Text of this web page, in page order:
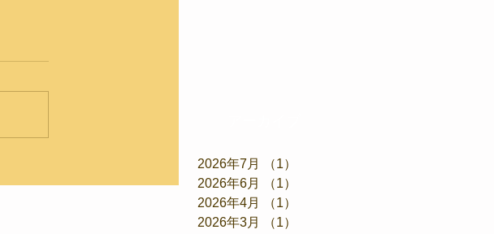
2026年7月 （1）
2026年6月
（1）
2026年4月
（1）
2026年3月
（1）